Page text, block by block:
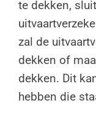
te dekken,
zal de
dekken of
dekken. Dit
hebben die